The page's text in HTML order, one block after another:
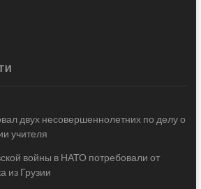
двух несовершеннолетних по делу о
учителя
войны в НАТО потребовали от
из Грузии